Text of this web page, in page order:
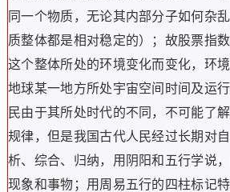
同一个物质，无论其内部分子如何杂
质整体都是相对稳定的）；故股票指
这个整体所处的环境变化而变化，环
地球某一地方所处宇宙空间时间及运
民由于其所处时代的不同，不可能了
规律，但是我国古代人民经过长期对
析、综合、归纳，用阴阳和五行学说
现象和事物；用周易五行的四柱标记